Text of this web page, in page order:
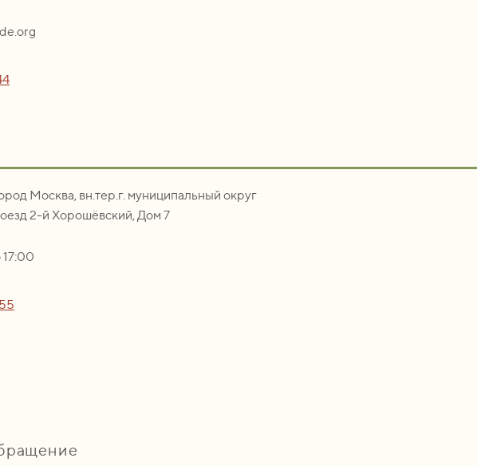
Москва, вн.тер.г. муниципальный округ
2-й Хорошёвский, Дом 7